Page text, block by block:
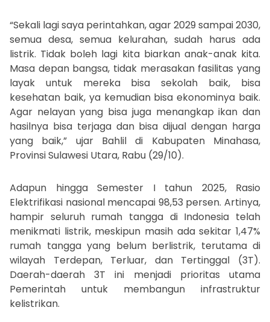
“Sekali lagi saya perintahkan, agar 2029 sampai 2030,
semua desa, semua kelurahan, sudah harus ada
listrik. Tidak boleh lagi kita biarkan anak-anak kita.
Masa depan bangsa, tidak merasakan fasilitas yang
layak untuk mereka bisa sekolah baik, bisa
kesehatan baik, ya kemudian bisa ekonominya baik.
Agar nelayan yang bisa juga menangkap ikan dan
hasilnya bisa terjaga dan bisa dijual dengan harga
yang baik,” ujar Bahlil di Kabupaten Minahasa,
Provinsi Sulawesi Utara, Rabu (29/10).
Adapun hingga Semester I tahun 2025, Rasio
Elektrifikasi nasional mencapai 98,53 persen. Artinya,
hampir seluruh rumah tangga di Indonesia telah
menikmati listrik, meskipun masih ada sekitar 1,47%
rumah tangga yang belum berlistrik, terutama di
wilayah Terdepan, Terluar, dan Tertinggal (3T).
Daerah-daerah 3T ini menjadi prioritas utama
Pemerintah untuk membangun infrastruktur
kelistrikan.